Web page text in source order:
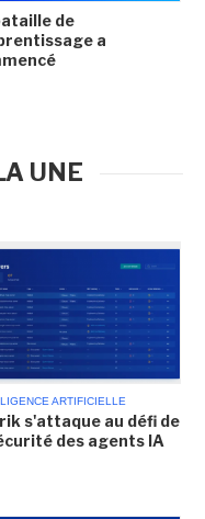
de
a
UNE
ARTIFICIELLE
s'attaque au défi de
des agents IA